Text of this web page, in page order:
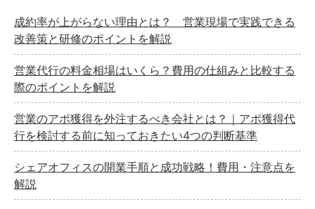
成約率が上がらない理由とは？ 営業現場で実践できる
改善策と研修のポイントを解説
営業代行の料金相場はいくら？費用の仕組みと比較する
際のポイントを解説
営業のアポ獲得を外注するべき会社とは？｜アポ獲得代
行を検討する前に知っておきたい4つの判断基準
シェアオフィスの開業手順と成功戦略！費用・注意点を
解説